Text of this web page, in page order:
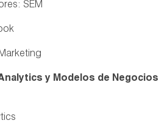
SEM
Analytics y Modelos de Negocios